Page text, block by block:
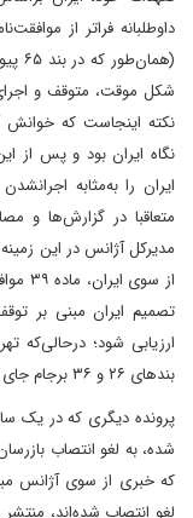
شکل موقت، متوقف و
نکته اینجاست که خوانش
ایران را به‌مثابه
متعاقبا در گزارش‌ها و
از
تصمیم ایران مبنی بر
بندهای ۲۶ و ۳۶ برجام جای می‌گیرد.
پرونده دیگری که در یک
که خبری از سوی آژانس
لغو انتصاب شده‌اند،